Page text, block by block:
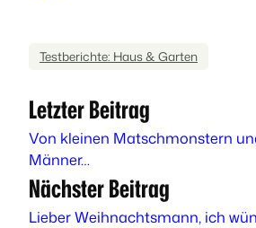
Testberichte: Haus & Garten
Letzter Beitrag
Von kleinen Matschmonstern
Männer…
Nächster Beitrag
Lieber Weihnachtsmann, ich